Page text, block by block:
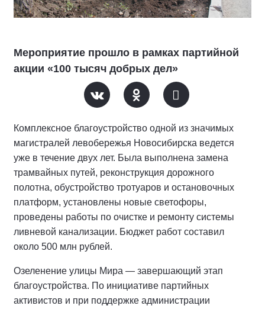
Мероприятие прошло в рамках партийной
акции «100 тысяч добрых дел»
Комплексное благоустройство одной из значимых
магистралей левобережья Новосибирска ведется
уже в течение двух лет. Была выполнена замена
трамвайных путей, реконструкция дорожного
полотна, обустройство тротуаров и остановочных
платформ, установлены новые светофоры,
проведены работы по очистке и ремонту системы
ливневой канализации. Бюджет работ составил
около 500 млн рублей.
Озеленение улицы Мира — завершающий этап
благоустройства. По инициативе партийных
активистов и при поддержке администрации